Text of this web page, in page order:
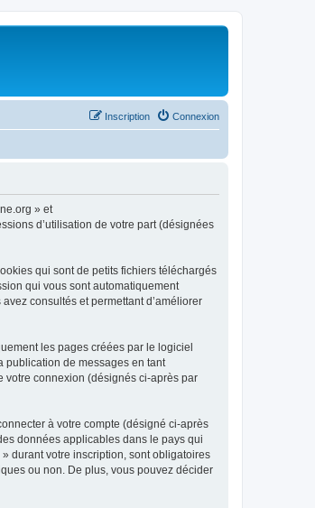
Connexion
Inscription
» et
d’utilisation de votre part (désignées
qui sont de petits fichiers téléchargés
qui vous sont automatiquement
consultés et permettant d’améliorer
les pages créées par le logiciel
publication de messages en tant
votre connexion (désignés ci-après par
à votre compte (désigné ci-après
données applicables dans le pays qui
durant votre inscription, sont obligatoires
ou non. De plus, vous pouvez décider